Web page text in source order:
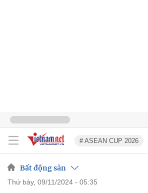
# ASEAN CUP 2026
Bất động sản
thứ bảy, 09/11/2024 - 05:35